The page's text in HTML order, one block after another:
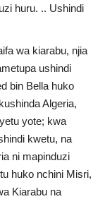
huru. .. Ushindi
wa kiarabu, njia
ushindi
bin Bella huko
Algeria,
yote; kwa
kwetu, na
ni mapinduzi
huko nchini Misri,
Kiarabu na